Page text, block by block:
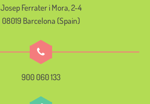
Josep Ferrater i Mora, 2-4
08019 Barcelona (Spain)
900 060 133